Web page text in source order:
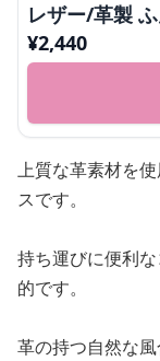
レザー/革製
¥2,440
上質な革素材を
スです。
持ち運びに便利
的です。
革の持つ自然な